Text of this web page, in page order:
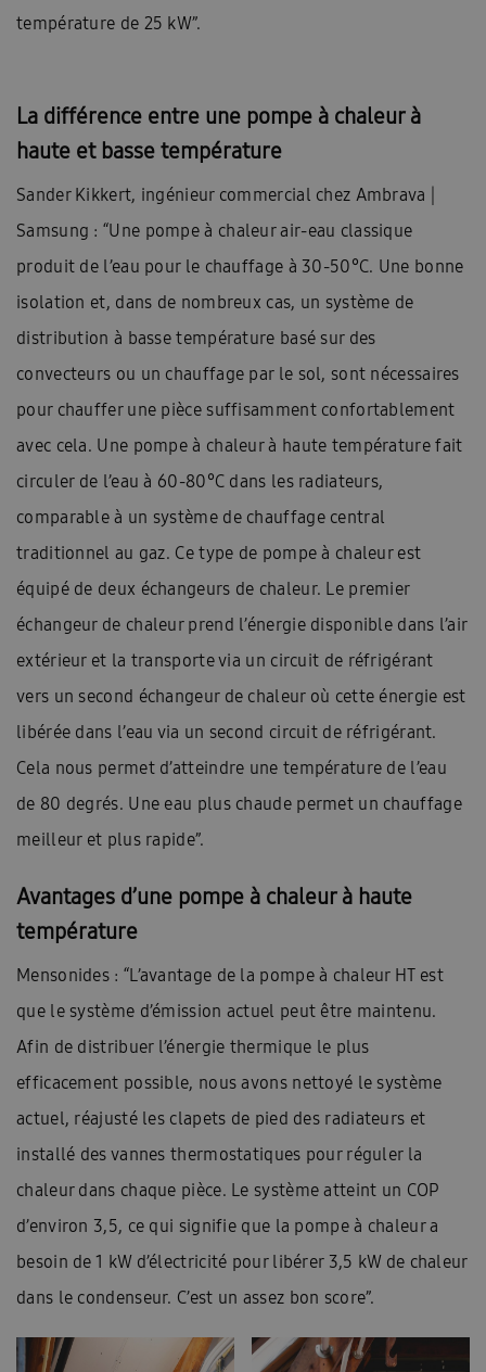
température de 25 kW”.
La différence entre une pompe à chaleur à
haute et basse température
Sander Kikkert, ingénieur commercial chez Ambrava |
Samsung : “Une pompe à chaleur air-eau classique
produit de l’eau pour le chauffage à 30-50°C. Une bonne
isolation et, dans de nombreux cas, un système de
distribution à basse température basé sur des
convecteurs ou un chauffage par le sol, sont nécessaires
pour chauffer une pièce suffisamment confortablement
avec cela. Une pompe à chaleur à haute température fait
circuler de l’eau à 60-80°C dans les radiateurs,
comparable à un système de chauffage central
traditionnel au gaz. Ce type de pompe à chaleur est
équipé de deux échangeurs de chaleur. Le premier
échangeur de chaleur prend l’énergie disponible dans l’air
extérieur et la transporte via un circuit de réfrigérant
vers un second échangeur de chaleur où cette énergie est
libérée dans l’eau via un second circuit de réfrigérant.
Cela nous permet d’atteindre une température de l’eau
de 80 degrés. Une eau plus chaude permet un chauffage
meilleur et plus rapide”.
Avantages d’une pompe à chaleur à haute
température
Mensonides : “L’avantage de la pompe à chaleur HT est
que le système d’émission actuel peut être maintenu.
Afin de distribuer l’énergie thermique le plus
efficacement possible, nous avons nettoyé le système
actuel, réajusté les clapets de pied des radiateurs et
installé des vannes thermostatiques pour réguler la
chaleur dans chaque pièce. Le système atteint un COP
d’environ 3,5, ce qui signifie que la pompe à chaleur a
besoin de 1 kW d’électricité pour libérer 3,5 kW de chaleur
dans le condenseur. C’est un assez bon score”.